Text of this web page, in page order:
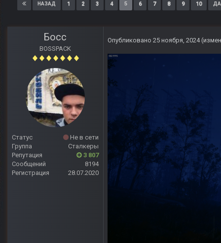
НАЗАД 1 2 3 4 5 6 7 8 9 10
Босс
BOSSPACK
Статус
Не в сети
Группа
Сталкеры
Репутация
3 807
Сообщений
8194
Регистрация
28.07.2020
Опубликовано 25 ноября, 2024